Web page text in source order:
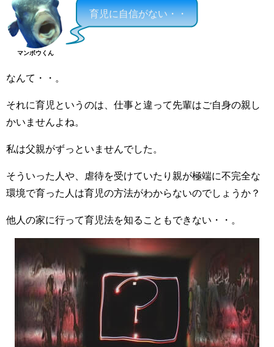
マンボウくん
育児に自信がない・・
なんて・・。
それに育児というのは、仕事と違って先輩はご自身の親し
かいませんよね。
私は父親がずっといませんでした。
そういった人や、虐待を受けていたり親が極端に不完全な
環境で育った人は育児の方法がわからないのでしょうか？
他人の家に行って育児法を知ることもできない・・。